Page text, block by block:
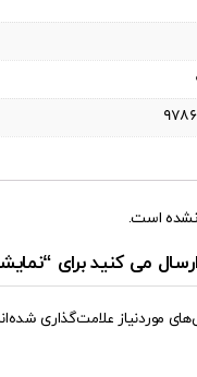
است.
می کنید برای
موردنیاز علامت‌گذاری